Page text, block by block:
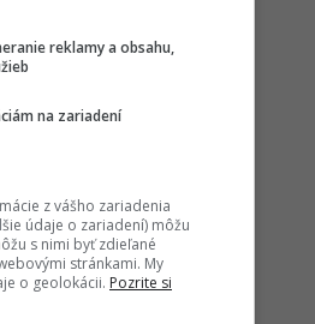
chybu, napíš nám na
redakcia@startitup.sk
reklamy a obsahu,
na zariadení
z vášho zariadenia
údaje o zariadení) môžu
s nimi byť zdieľané
stránkami. My
o geolokácii. Pozrite si